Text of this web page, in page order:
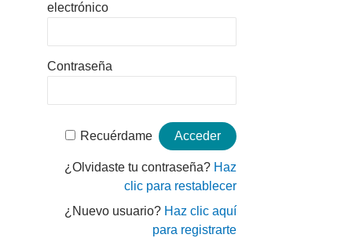
electrónico
Contraseña
Recuérdame
¿Olvidaste tu contraseña? Haz
clic para restablecer
¿Nuevo usuario? Haz clic aquí
para registrarte